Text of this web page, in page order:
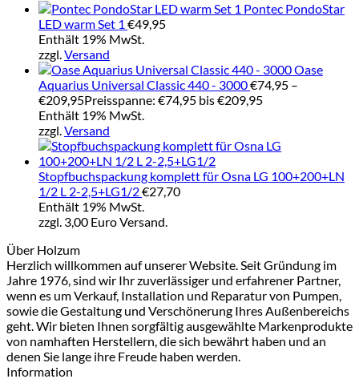
Pontec PondoStar
LED warm Set 1 €49,95
Enthält 19% MwSt.
zzgl.Versand
Oase
Aquarius Universal Classic 440 - 3000€74,95 –
€209,95Preisspanne: €74,95 bis €209,95
Enthält 19% MwSt.
zzgl.Versand
Stopfbuchspackung komplett für Osna LG 100+200+LN
1/2 L 2-2,5+LG1/2€27,70
Enthält 19% MwSt.
zzgl. 3,00 Euro Versand.
Über Holzum
Herzlich willkommen auf unserer Website. Seit Gründung im
Jahre 1976, sind wir Ihr zuverlässiger und erfahrener Partner,
wenn es um Verkauf, Installation und Reparatur von Pumpen,
sowie die Gestaltung und Verschönerung Ihres Außenbereichs
geht. Wir bieten Ihnen sorgfältig ausgewählte Markenprodukte
von namhaften Herstellern, die sich bewährt haben und an
denen Sie lange ihre Freude haben werden.
Information